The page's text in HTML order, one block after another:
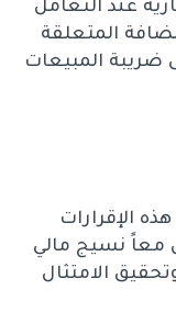
عند التعامل
المتعلقة
ضريبة المبيعات
الإقرارات
نسيج مالي
الامتثال